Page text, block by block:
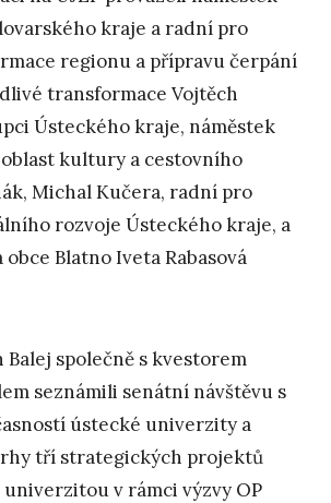
kraje a radní pro
regionu a přípravu čerpání
transformace Vojtěch
Ústeckého kraje, náměstek
kultury a cestovního
Michal Kučera, radní pro
rozvoje Ústeckého kraje, a
Blatno Iveta Rabasová
společně s kvestorem
seznámili senátní návštěvu s
ústecké univerzity a
tří strategických projektů
v rámci výzvy OP